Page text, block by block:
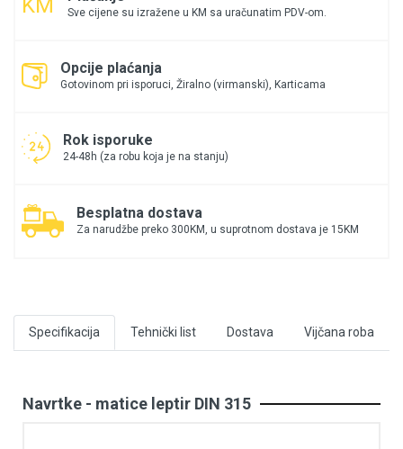
Sve cijene su izražene u KM sa uračunatim PDV-om.
Opcije plaćanja
Gotovinom pri isporuci, Žiralno (virmanski), Karticama
Rok isporuke
24-48h (za robu koja je na stanju)
Besplatna dostava
Za narudžbe preko 300KM, u suprotnom dostava je 15KM
Specifikacija Tehnički list Dostava Vijčana roba
Navrtke - matice leptir DIN 315